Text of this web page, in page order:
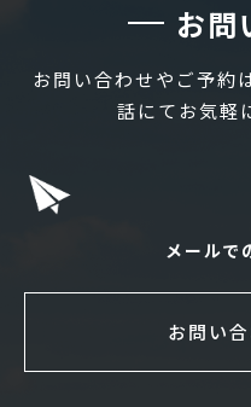
お問
お問い合わせやご予約
話にてお気軽
メールで
お問い